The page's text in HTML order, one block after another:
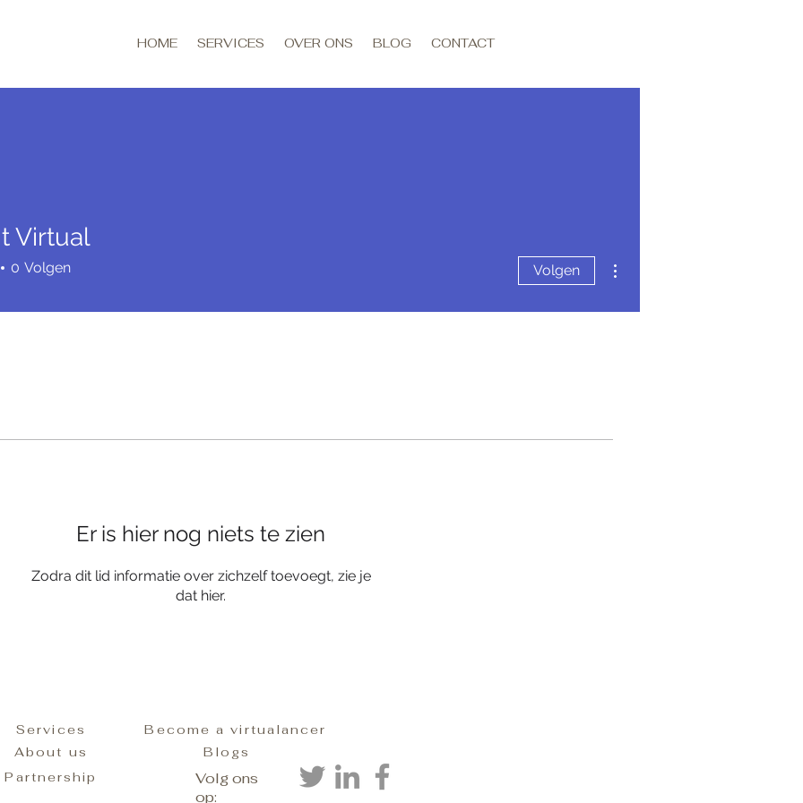
HOME SERVICES OVER ONS BLOG CONTACT
Er is hier nog niets te zien
Zodra dit lid informatie over zichzelf toevoegt, zie je
dat hier.
Virtual
0 Volgen Volgen
Services
About us
Partnership
Become a virtualancer
Blogs
Volg ons
op: